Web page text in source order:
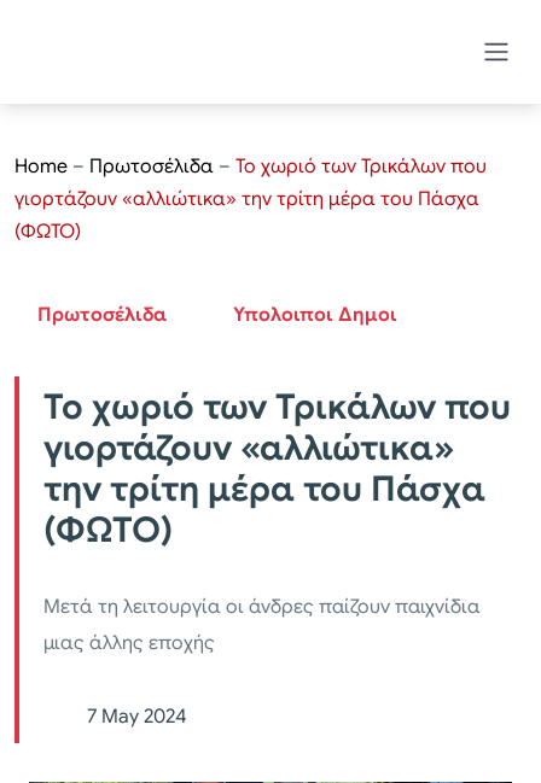
Home – Πρωτοσέλιδα – Το χωριό των Τρικάλων που
γιορτάζουν «αλλιώτικα» την τρίτη μέρα του Πάσχα
(ΦΩΤΟ)
Πρωτοσέλιδα Υπολοιποι Δημοι
Το χωριό των Τρικάλων που
γιορτάζουν «αλλιώτικα»
την τρίτη μέρα του Πάσχα
(ΦΩΤΟ)
Μετά τη λειτουργία οι άνδρες παίζουν παιχνίδια
μιας άλλης εποχής
7 May 2024